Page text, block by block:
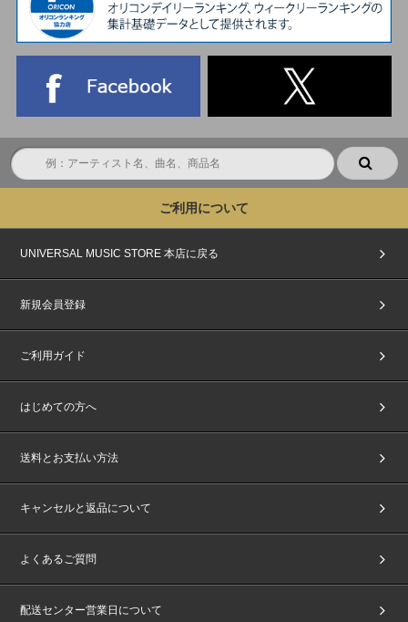
ご利用について
UNIVERSAL MUSIC STORE 本店に戻る
新規会員登録
ご利用ガイド
はじめての方へ
送料とお支払い方法
キャンセルと返品について
よくあるご質問
配送センター営業日について